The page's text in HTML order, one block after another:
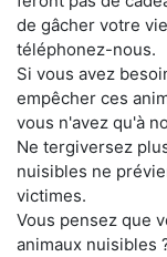
de gâcher votre
téléphonez-nous.
Si vous avez
empêcher ces
vous n'avez qu'à
Ne tergiversez
nuisibles ne
victimes.
Vous pensez que
animaux nuisibles